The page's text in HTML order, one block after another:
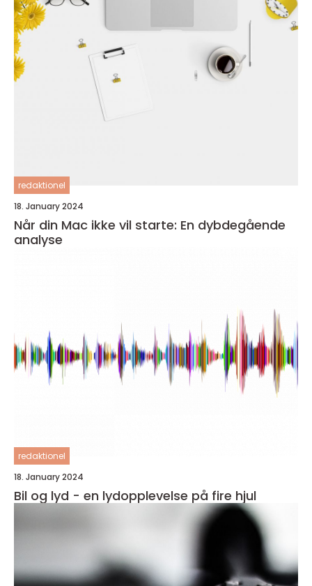
redaktionel
18. January 2024
Når din Mac ikke vil starte: En dybdegående
analyse
redaktionel
18. January 2024
Bil og lyd - en lydopplevelse på fire hjul